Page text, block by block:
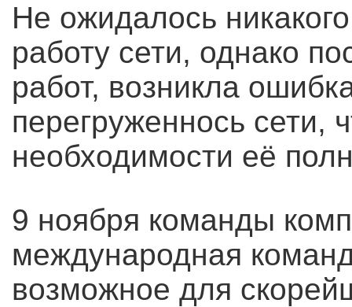
Не ожидалось
работу сети, однако
работ, возникла
перегруженнось сети,
необходимости её
9 ноября команды
международная
возможное для